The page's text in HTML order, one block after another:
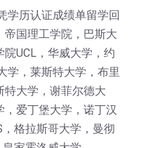
学历认证成绩单留学回
帝国理工学院，巴斯大
UCL，华威大学，约
学，莱斯特大学，布里
特大学，谢菲尔德大
爱丁堡大学，诺丁汉
格拉斯哥大学，曼彻